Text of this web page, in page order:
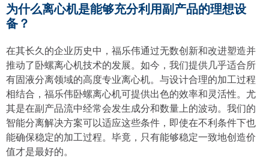
为什么离心机是能够充分利用副产品的理想设
备？
在其长久的企业历史中，福乐伟通过无数创新和改进塑造并
推动了卧螺离心机技术的发展。如今，我们提供几乎适合所
有固液分离领域的高度专业离心机。与设计合理的加工过程
相结合，福乐伟卧螺离心机可提供出色的效率和灵活性。尤
其是在副产品流中经常会发生成分和数量上的波动。我们的
智能分离解决方案可以适应这些条件，即使在不利条件下也
能确保稳定的加工过程。毕竟，只有能够稳定一致地创造价
值才是最好的。